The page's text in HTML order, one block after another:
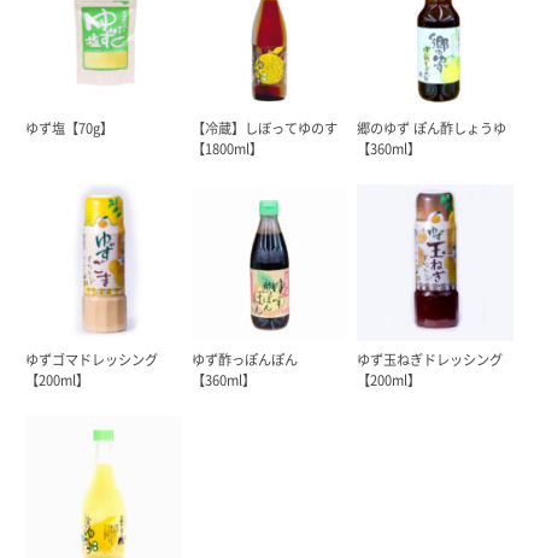
ゆず塩【70g】
【冷蔵】しぼってゆのす
【1800ml】
郷のゆず ぽん酢しょうゆ
【360ml】
ゆずゴマドレッシング
【200ml】
ゆず酢っぽんぽん
【360ml】
ゆず玉ねぎドレッシング
【200ml】